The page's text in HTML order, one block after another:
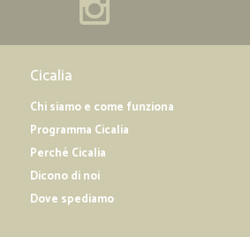
Cicalia
Chi siamo e come funziona
Programma Cicalia
Perché Cicalia
Dicono di noi
Dove spediamo